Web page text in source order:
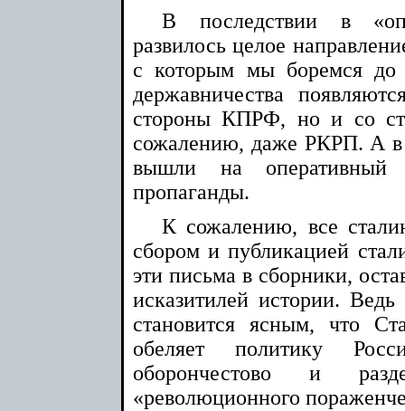
В последствии в
развилось целое
с которым мы боремся до
державничества
стороны КПРФ, но и со
сожалению, даже РКРП. А в
вышли на оперативный
пропаганды.
К сожалению, все
сбором и публикацией
эти письма в сборники,
исказитилей истории.
становится ясным, что
обеляет политику
оборончестово и
«революционного